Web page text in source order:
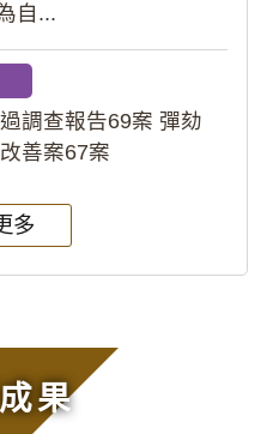
自...
調查報告69案 彈劾
善案67案
多
果